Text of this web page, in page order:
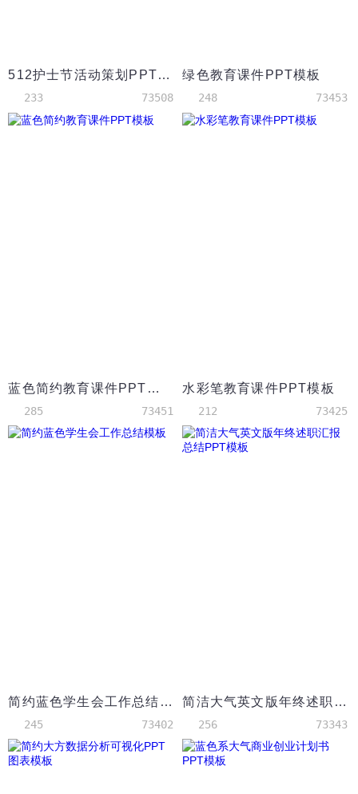
512护士节活动策划PPT模板
233 73508
绿色教育课件PPT模板
248 73453
蓝色简约教育课件PPT模板
285 73451
水彩笔教育课件PPT模板
212 73425
简约蓝色学生会工作总结模板
245 73402
简洁大气英文版年终述职汇报总结PPT模板
256 73343